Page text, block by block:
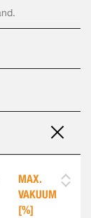
MAX.
VAKUUM
[%]